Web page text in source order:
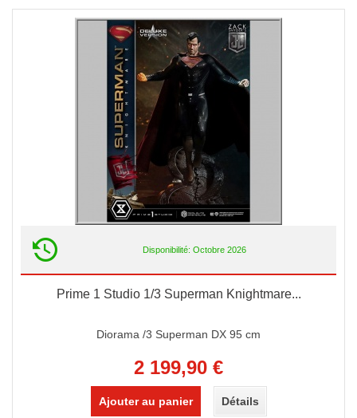
Disponibilité: Octobre 2026
Prime 1 Studio 1/3 Superman Knightmare...
Diorama /3 Superman DX 95 cm
2 199,90 €
Ajouter au panier Détails